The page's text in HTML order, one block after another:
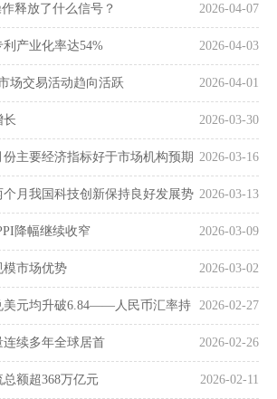
2026-04-07
释放了什么信号？
2026-04-03
产业化率达54%
2026-04-01
场交易活动趋向活跃
2026-03-30
长
2026-03-16
主要经济指标好于市场机构预期
2026-03-13
月我国科技创新保持良好发展势
2026-03-09
降幅继续收窄
2026-03-02
模市场优势
2026-02-27
美元均升破6.84——人民币汇率持
2026-02-26
续多年全球居首
2026-02-11
额超368万亿元